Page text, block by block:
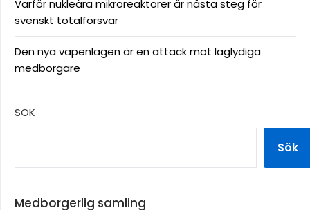
Varför nukleära mikroreaktorer är nästa steg för
svenskt totalförsvar
Den nya vapenlagen är en attack mot laglydiga
medborgare
SÖK
Sök
Medborgerlig samling